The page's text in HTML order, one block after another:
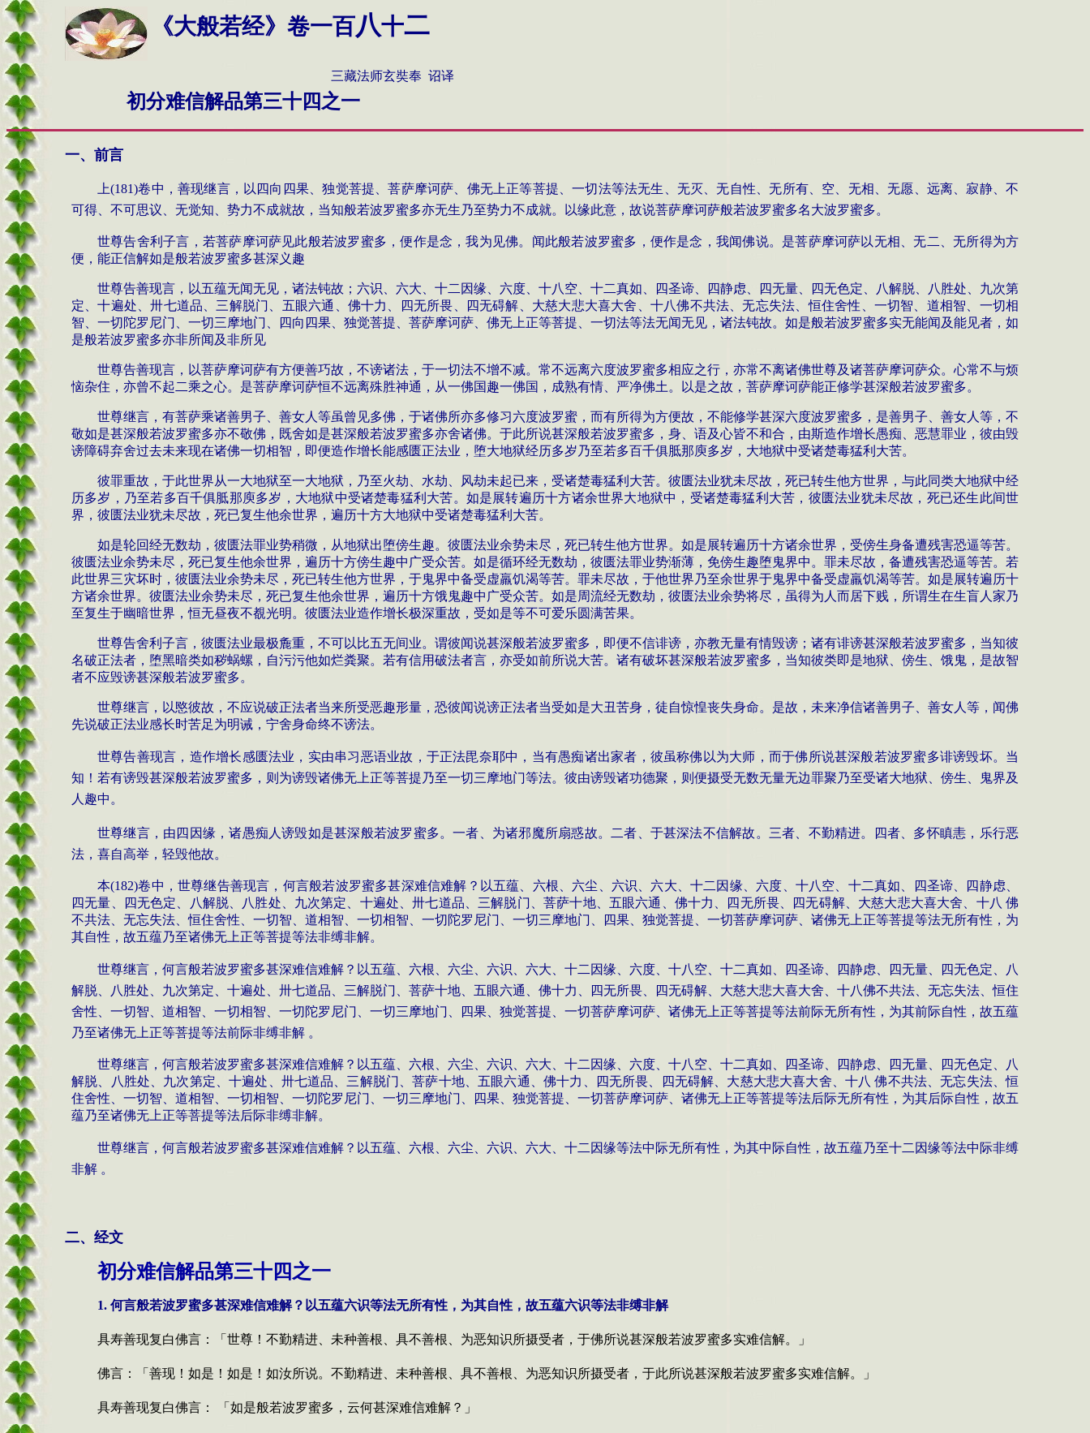
《大般若经》卷一百八十二
三藏法师玄奘奉 诏译
初分难信解品第三十四之一
一、前言
上(181)卷中，善现继言，以四向四果、独觉菩提、菩萨摩诃萨、佛无上正等菩提、一切法等法无生、无灭、无自性、无所有、空、无相、无愿、远离、寂静、不
可得、不可思议、无觉知、势力不成就故，当知般若波罗蜜多亦无生乃至势力不成就。以缘此意，故说菩萨摩诃萨般若波罗蜜多名大波罗蜜多。
世尊告舍利子言，若菩萨摩诃萨见此般若波罗蜜多，便作是念，我为见佛。闻此般若波罗蜜多，便作是念，我闻佛说。是菩萨摩诃萨以无相、无二、无所得为方
便，能正信解如是般若波罗蜜多甚深义趣
世尊告善现言，以五蕴无闻无见，诸法钝故；六识、六大、十二因缘、六度、十八空、十二真如、四圣谛、四静虑、四无量、四无色定、八解脱、八胜处、九次第
定、十遍处、卅七道品、三解脱门、五眼六通、佛十力、四无所畏、四无碍解、大慈大悲大喜大舍、十八佛不共法、无忘失法、恒住舍性、一切智、道相智、一切相
智、一切陀罗尼门、一切三摩地门、四向四果、独觉菩提、菩萨摩诃萨、佛无上正等菩提、一切法等法无闻无见，诸法钝故。如是般若波罗蜜多实无能闻及能见者，如
是般若波罗蜜多亦非所闻及非所见
世尊告善现言，以菩萨摩诃萨有方便善巧故，不谤诸法，于一切法不增不减。常不远离六度波罗蜜多相应之行，亦常不离诸佛世尊及诸菩萨摩诃萨众。心常不与烦
恼杂住，亦曾不起二乘之心。是菩萨摩诃萨恒不远离殊胜神通，从一佛国趣一佛国，成熟有情、严净佛土。以是之故，菩萨摩诃萨能正修学甚深般若波罗蜜多。
世尊继言，有菩萨乘诸善男子、善女人等虽曾见多佛，于诸佛所亦多修习六度波罗蜜，而有所得为方便故，不能修学甚深六度波罗蜜多，是善男子、善女人等，不
敬如是甚深般若波罗蜜多亦不敬佛，既舍如是甚深般若波罗蜜多亦舍诸佛。于此所说甚深般若波罗蜜多，身、语及心皆不和合，由斯造作增长愚痴、恶慧罪业，彼由毁
谤障碍弃舍过去未来现在诸佛一切相智，即便造作增长能感匮正法业，堕大地狱经历多岁乃至若多百千俱胝那庾多岁，大地狱中受诸楚毒猛利大苦。
彼罪重故，于此世界从一大地狱至一大地狱，乃至火劫、水劫、风劫未起已来，受诸楚毒猛利大苦。彼匮法业犹未尽故，死已转生他方世界，与此同类大地狱中经
历多岁，乃至若多百千俱胝那庾多岁，大地狱中受诸楚毒猛利大苦。如是展转遍历十方诸余世界大地狱中，受诸楚毒猛利大苦，彼匮法业犹未尽故，死已还生此间世
界，彼匮法业犹未尽故，死已复生他余世界，遍历十方大地狱中受诸楚毒猛利大苦。
如是轮回经无数劫，彼匮法罪业势稍微，从地狱出堕傍生趣。彼匮法业余势未尽，死已转生他方世界。如是展转遍历十方诸余世界，受傍生身备遭残害恐逼等苦。
彼匮法业余势未尽，死已复生他余世界，遍历十方傍生趣中广受众苦。如是循环经无数劫，彼匮法罪业势渐薄，免傍生趣堕鬼界中。罪未尽故，备遭残害恐逼等苦。若
此世界三灾坏时，彼匮法业余势未尽，死已转生他方世界，于鬼界中备受虚羸饥渴等苦。罪未尽故，于他世界乃至余世界于鬼界中备受虚羸饥渴等苦。如是展转遍历十
方诸余世界。彼匮法业余势未尽，死已复生他余世界，遍历十方饿鬼趣中广受众苦。如是周流经无数劫，彼匮法业余势将尽，虽得为人而居下贱，所谓生在生盲人家乃
至复生于幽暗世界，恒无昼夜不覩光明。彼匮法业造作增长极深重故，受如是等不可爱乐圆满苦果。
世尊告舍利子言，彼匮法业最极麁重，不可以比五无间业。谓彼闻说甚深般若波罗蜜多，即便不信诽谤，亦教无量有情毁谤；诸有诽谤甚深般若波罗蜜多，当知彼
名破正法者，堕黑暗类如秽蜗螺，自污污他如烂粪聚。若有信用破法者言，亦受如前所说大苦。诸有破坏甚深般若波罗蜜多，当知彼类即是地狱、傍生、饿鬼，是故智
者不应毁谤甚深般若波罗蜜多。
世尊继言，以愍彼故，不应说破正法者当来所受恶趣形量，恐彼闻说谤正法者当受如是大丑苦身，徒自惊惶丧失身命。是故，未来净信诸善男子、善女人等，闻佛
先说破正法业感长时苦足为明诫，宁舍身命终不谤法。
世尊告善现言，造作增长感匮法业，实由串习恶语业故，于正法毘奈耶中，当有愚痴诸出家者，彼虽称佛以为大师，而于佛所说甚深般若波罗蜜多诽谤毁坏。当
知！若有谤毁甚深般若波罗蜜多，则为谤毁诸佛无上正等菩提乃至一切三摩地门等法。彼由谤毁诸功德聚，则便摄受无数无量无边罪聚乃至受诸大地狱、傍生、鬼界及
人趣中。
世尊继言，由四因缘，诸愚痴人谤毁如是甚深般若波罗蜜多。一者、为诸邪魔所扇惑故。二者、于甚深法不信解故。三者、不勤精进。四者、多怀瞋恚，乐行恶
法，喜自高举，轻毁他故。
本(182)卷中，世尊继告善现言，何言般若波罗蜜多甚深难信难解？以五蕴、六根、六尘、六识、六大、十二因缘、六度、十八空、十二真如、四圣谛、四静虑、
四无量、四无色定、八解脱、八胜处、九次第定、十遍处、卅七道品、三解脱门、菩萨十地、五眼六通、佛十力、四无所畏、四无碍解、大慈大悲大喜大舍、十八 佛
不共法、无忘失法、恒住舍性、一切智、道相智、一切相智、一切陀罗尼门、一切三摩地门、四果、独觉菩提、一切菩萨摩诃萨、诸佛无上正等菩提等法无所有性，为
其自性，故五蕴乃至诸佛无上正等菩提等法非缚非解。
世尊继言，何言般若波罗蜜多甚深难信难解？以五蕴、六根、六尘、六识、六大、十二因缘、六度、十八空、十二真如、四圣谛、四静虑、四无量、四无色定、八
解脱、八胜处、九次第定、十遍处、卅七道品、三解脱门、菩萨十地、五眼六通、佛十力、四无所畏、四无碍解、大慈大悲大喜大舍、十八佛不共法、无忘失法、恒住
舍性、一切智、道相智、一切相智、一切陀罗尼门、一切三摩地门、四果、独觉菩提、一切菩萨摩诃萨、诸佛无上正等菩提等法前际无所有性，为其前际自性，故五蕴
乃至诸佛无上正等菩提等法前际非缚非解 。
世尊继言，何言般若波罗蜜多甚深难信难解？以五蕴、六根、六尘、六识、六大、十二因缘、六度、十八空、十二真如、四圣谛、四静虑、四无量、四无色定、八
解脱、八胜处、九次第定、十遍处、卅七道品、三解脱门、菩萨十地、五眼六通、佛十力、四无所畏、四无碍解、大慈大悲大喜大舍、十八 佛不共法、无忘失法、恒
住舍性、一切智、道相智、一切相智、一切陀罗尼门、一切三摩地门、四果、独觉菩提、一切菩萨摩诃萨、诸佛无上正等菩提等法后际无所有性，为其后际自性，故五
蕴乃至诸佛无上正等菩提等法后际非缚非解。
世尊继言，何言般若波罗蜜多甚深难信难解？以五蕴、六根、六尘、六识、六大、十二因缘等法中际无所有性，为其中际自性，故五蕴乃至十二因缘等法中际非缚
非解 。
二、经文
初分难信解品第三十四之一
1. 何言般若波罗蜜多甚深难信难解？以五蕴六识等法无所有性，为其自性，故五蕴六识等法非缚非解
具寿善现复白佛言：「世尊！不勤精进、未种善根、具不善根、为恶知识所摄受者，于佛所说甚深般若波罗蜜多实难信解。」
佛言：「善现！如是！如是！如汝所说。不勤精进、未种善根、具不善根、为恶知识所摄受者，于此所说甚深般若波罗蜜多实难信解。」
具寿善现复白佛言： 「如是般若波罗蜜多，云何甚深难信难解？」